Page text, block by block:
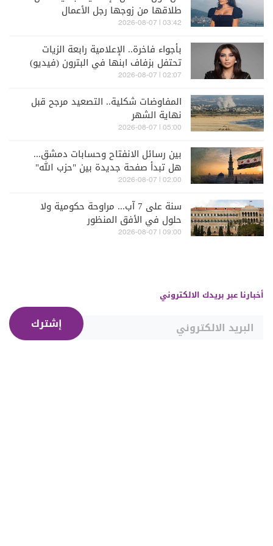
طلاقها من زوجها رجل الأعمال
03:42 | 2026-08-07
بأجواء فاخرة.. الإعلامية رابعة الزيات
تحتفل بزفاف ابنها في البترون (فيديو)
02:07 | 2026-08-07
المفاوضات شكلية.. التصعيد مرجح قبل
نهاية الشهر
05:00 | 2026-08-07
بين رسائل الانفتاح وحسابات دمشق...
هل تبدأ صفحة جديدة بين "حزب الله"
وسوريا - الشرع؟
02:00 | 2026-08-07
سنة على 7 آب... مراوحة حكومية ولا
حلول في الأفق المنظور
09:00 | 2026-08-07
أخبارنا عبر بريدك الالكتروني
إشترك